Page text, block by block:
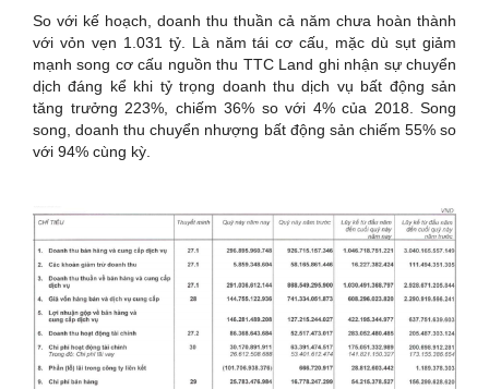
So với kế hoạch, doanh thu thuần cả năm chưa hoàn thành
với vỏn vẹn 1.031 tỷ. Là năm tái cơ cấu, mặc dù sụt giảm
mạnh song cơ cấu nguồn thu TTC Land ghi nhận sự chuyển
dịch đáng kể khi tỷ trọng doanh thu dịch vụ bất động sản
tăng trưởng 223%, chiếm 36% so với 4% của 2018. Song
song, doanh thu chuyển nhượng bất động sản chiếm 55% so
với 94% cùng kỳ.